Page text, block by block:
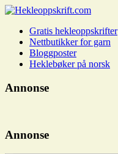
Skip
content
Hekleoppskrift.com
Gratis hekleoppskrifter
Nettbutikker for garn
Bloggposter
Heklebøker på norsk
Annonse
Annonse